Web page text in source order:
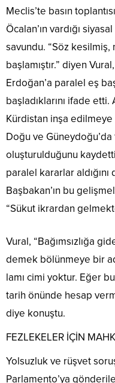
Meclis’te basın
Öcalan’ın vardığı
savundu. “Söz kesilmiş,
başlamıştır.” diyen
Erdoğan’a paralel eş
başladıklarını ifade etti.
Kürdistan inşa edilmeye
Doğu ve
oluşturulduğunu
paralel kararlar
Başbakan’ın bu
“Sükut ikrardan
Vural, “Bağımsızlığa
demek bölünmeye bir
lamı cimi yoktur. Eğer
tarih önünde hesap
diye konuştu.
FEZLEKELER İÇİN
Yolsuzluk ve rüşvet
Parlamento’ya